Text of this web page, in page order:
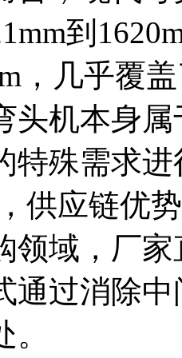
到
，几乎覆
头机本身
特殊需求
供应链优
领域，厂
通过消除